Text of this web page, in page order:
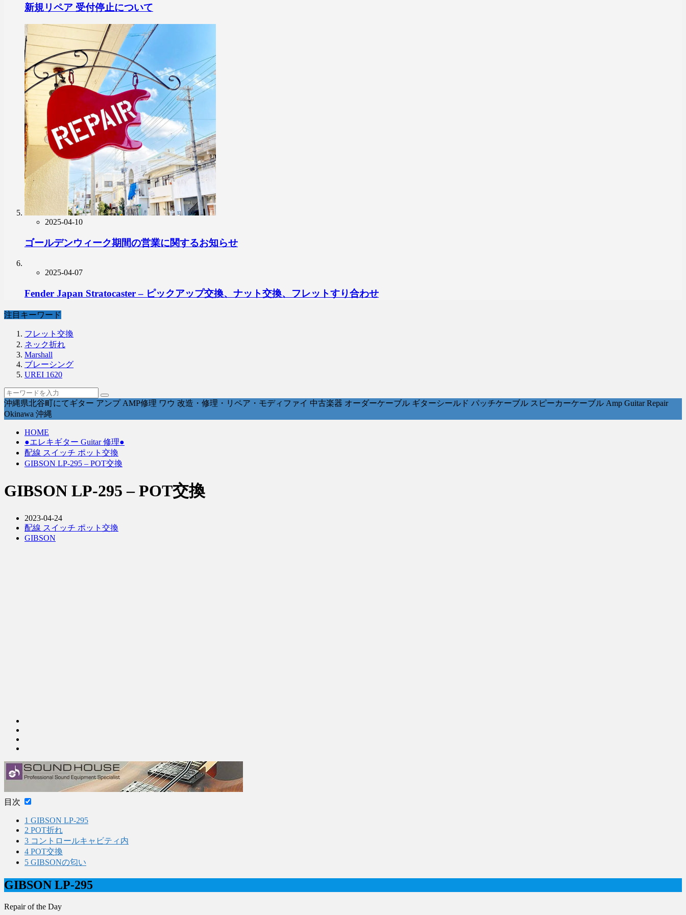
新規リペア 受付停止について
2025-04-10
ゴールデンウィーク期間の営業に関するお知らせ
2025-04-07
Fender Japan Stratocaster – ピックアップ交換、ナット交換、フレットすり合わせ
注目キーワード
フレット交換
ネック折れ
Marshall
ブレーシング
UREI 1620
沖縄県北谷町にてギター アンプ AMP修理 ワウ 改造・修理・リペア・モディファイ 中古楽器 オーダーケーブル ギターシールド パッチケーブル スピーカーケーブル Amp Guitar Repair
Okinawa 沖縄
HOME
●エレキギター Guitar 修理●
配線 スイッチ ポット交換
GIBSON LP-295 – POT交換
GIBSON LP-295 – POT交換
2023-04-24
配線 スイッチ ポット交換
GIBSON
目次
1 GIBSON LP-295
2 POT折れ
3 コントロールキャビティ内
4 POT交換
5 GIBSONの匂い
GIBSON LP-295
Repair of the Day